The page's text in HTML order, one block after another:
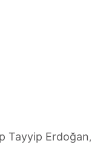
Tayyip Erdoğan,